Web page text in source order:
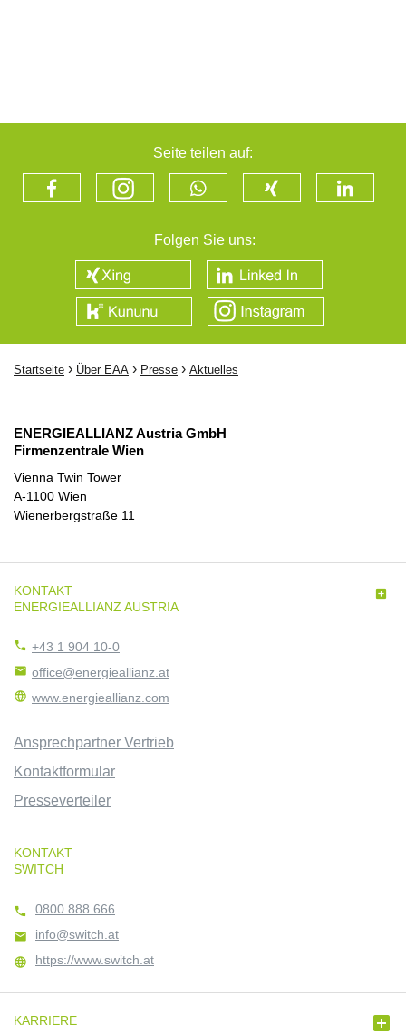
Seite teilen auf:
Folgen Sie uns:
Startseite › Über EAA › Presse › Aktuelles
ENERGIEALLIANZ Austria GmbH
Firmenzentrale Wien
Vienna Twin Tower
A-1100 Wien
Wienerbergstraße 11
KONTAKT
ENERGIEALLIANZ AUSTRIA

 +43 1 904 10-0
 office@energieallianz.at
 www.energieallianz.com
Ansprechpartner Vertrieb
Kontaktformular
Presseverteiler
KONTAKT
SWITCH
 0800 888 666
 info@switch.at
 https://www.switch.at
KARRIERE 